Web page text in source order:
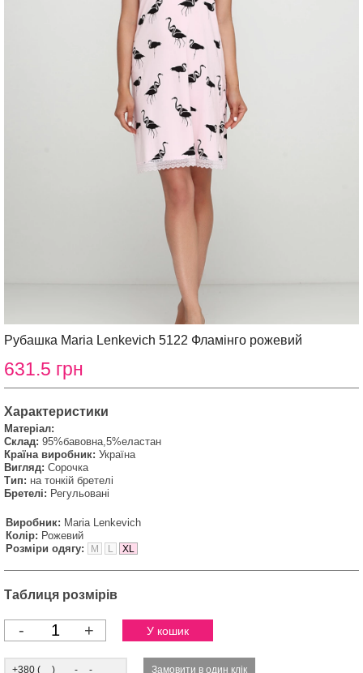
Рубашка Maria Lenkevich 5122 Фламінго рожевий
631.5 грн
Характеристики
Матеріал:
Склад: 95%бавовна,5%еластан
Країна виробник: Україна
Вигляд: Сорочка
Тип: на тонкій бретелі
Бретелі: Регульовані
Виробник: Maria Lenkevich
Колір: Рожевий
Розміри одягу:
M L XL
Таблиця розмірів
- +